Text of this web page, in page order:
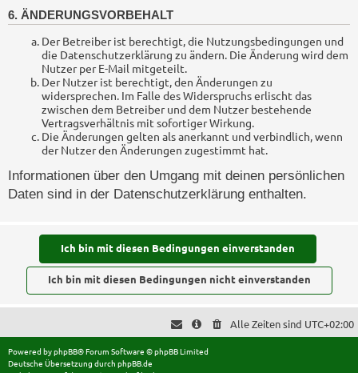
6. ÄNDERUNGSVORBEHALT
Der Betreiber ist berechtigt, die Nutzungsbedingungen und
die Datenschutzerklärung zu ändern. Die Änderung wird dem
Nutzer per E-Mail mitgeteilt.
Der Nutzer ist berechtigt, den Änderungen zu
widersprechen. Im Falle des Widerspruchs erlischt das
zwischen dem Betreiber und dem Nutzer bestehende
Vertragsverhältnis mit sofortiger Wirkung.
Die Änderungen gelten als anerkannt und verbindlich, wenn
der Nutzer den Änderungen zugestimmt hat.
Informationen über den Umgang mit deinen persönlichen
Daten sind in der Datenschutzerklärung enthalten.
Alle Zeiten sind UTC+02:00
Powered byphpBB® Forum Software © phpBB Limited
Deutsche Übersetzung durch phpBB.de